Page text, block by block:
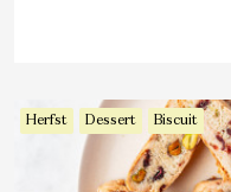
Herfst Dessert Biscuit